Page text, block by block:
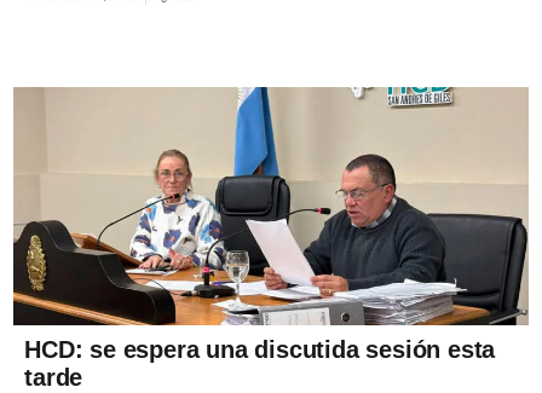
HCD: se espera una discutida sesión esta
tarde